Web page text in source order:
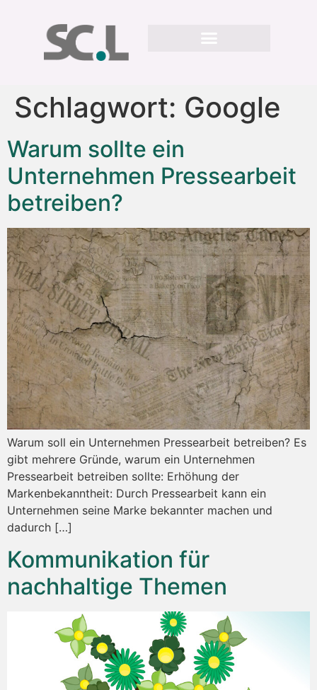
Schlagwort: Google
Warum sollte ein
Unternehmen Pressearbeit
betreiben?
Warum soll ein Unternehmen Pressearbeit betreiben? Es
gibt mehrere Gründe, warum ein Unternehmen
Pressearbeit betreiben sollte: Erhöhung der
Markenbekanntheit: Durch Pressearbeit kann ein
Unternehmen seine Marke bekannter machen und
dadurch […]
Kommunikation für
nachhaltige Themen